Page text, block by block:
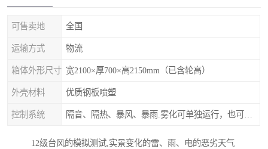
可售卖地 全国
运输方式 物流
箱体外形尺寸 宽2100×厚700×高2150mm（已含轮高）
外壳材料 优质钢板喷塑
控制系统
12级台风的模拟测试,实景变化的雷、雨、电的恶劣天气